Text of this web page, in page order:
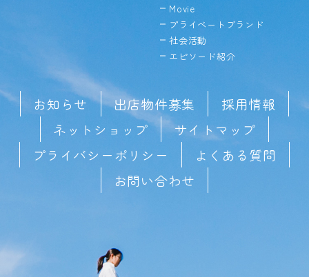
Movie
プライベートブランド
社会活動
エピソード紹介
お知らせ 出店物件募集
採用情報
ネットショップ
サイトマップ
プライバシーポリシー
よくある質問
お問い合わせ